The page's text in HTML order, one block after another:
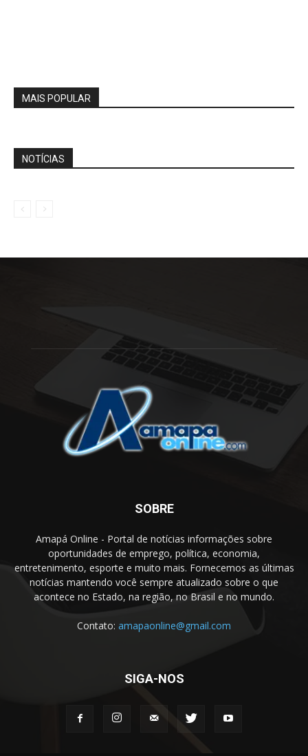
MAIS POPULAR
NOTÍCIAS
SOBRE
Amapá Online - Portal de notícias informações sobre
oportunidades de emprego, política, economia,
entretenimento, esporte e muito mais. Fornecemos as últimas
notícias mantendo você sempre atualizado sobre o que
acontece no Estado, na região, no Brasil e no mundo.
Contato: amapaonline@gmail.com
SIGA-NOS